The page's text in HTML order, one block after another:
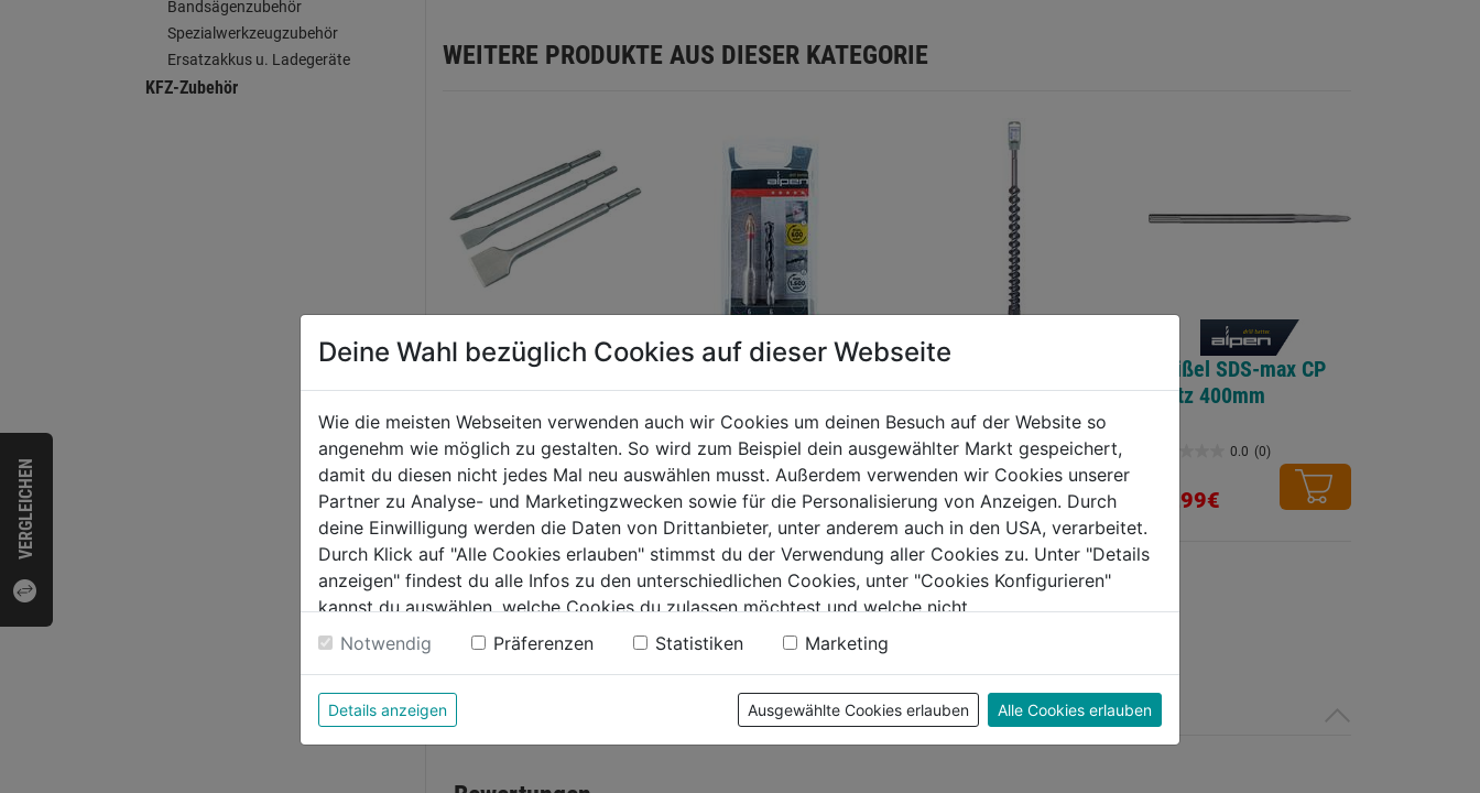
VERGLEICHEN
Bandsägenzubehör
Spezialwerkzeugzubehör
Ersatzakkus u. Ladegeräte
KFZ-Zubehör
WEITERE PRODUKTE AUS DIESER KATEGORIE
Meißelsatz SDS-plus
in Schiebebox 3tlg.
0.0 (0)
5
Sternen.
59,99€
C-Protector-Set DM
10mm 2tlg. Gen 2-
Beton
0.0 (0)
0.0
von
5
62,99€
Hammerbohrer SDS-
max 340x200mm
0.0 (0)
64,99€
Meißel SDS-max CP
Spitz 400mm
0.0 (0)
65,99€
Bewertung
Deine Wahl bezüglich Cookies auf dieser Webseite
Wie die meisten Webseiten verwenden auch wir Cookies um deinen Besuch auf der Website so
angenehm wie möglich zu gestalten. So wird zum Beispiel dein ausgewählter Markt gespeichert,
damit du diesen nicht jedes Mal neu auswählen musst. Außerdem verwenden wir Cookies unserer
Partner zu Analyse- und Marketingzwecken sowie für die Personalisierung von Anzeigen. Durch
deine Einwilligung werden die Daten von Drittanbieter, unter anderem auch in den USA, verarbeitet.
Durch Klick auf "Alle Cookies erlauben" stimmst du der Verwendung aller Cookies zu. Unter "Details
anzeigen" findest du alle Infos zu den unterschiedlichen Cookies, unter "Cookies Konfigurieren"
kannst du auswählen, welche Cookies du zulassen möchtest und welche nicht.
Weitere Informationen findest du in unserer Datenschutzerklärung
Notwendig Präferenzen Statistiken Marketing
Details anzeigen Ausgewählte Cookies erlauben Alle Cookies erlauben